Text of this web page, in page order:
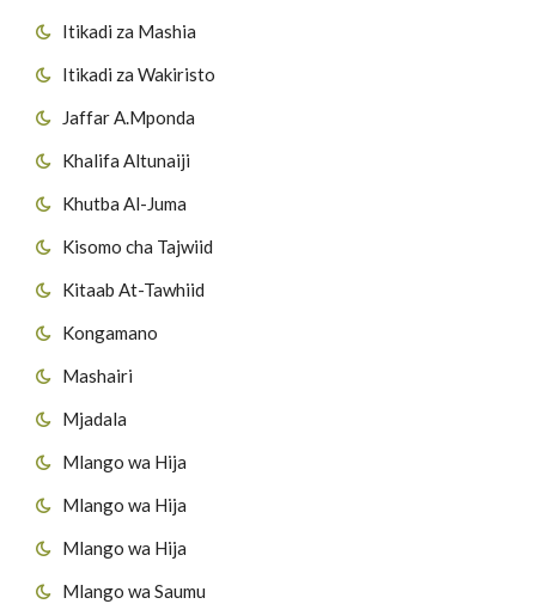
Itikadi za Mashia
Itikadi za Wakiristo
Jaffar A.Mponda
Khalifa Altunaiji
Khutba Al-Juma
Kisomo cha Tajwiid
Kitaab At-Tawhiid
Kongamano
Mashairi
Mjadala
Mlango wa Hija
Mlango wa Hija
Mlango wa Hija
Mlango wa Saumu